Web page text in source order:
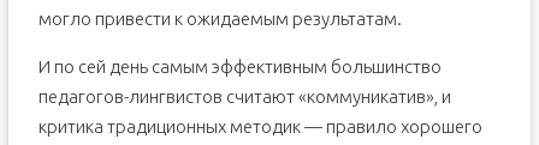
могло привести к ожидаемым результатам.
И по сей день самым эффективным большинство
педагогов-лингвистов считают «коммуникатив», и
критика традиционных методик — правило хорошего